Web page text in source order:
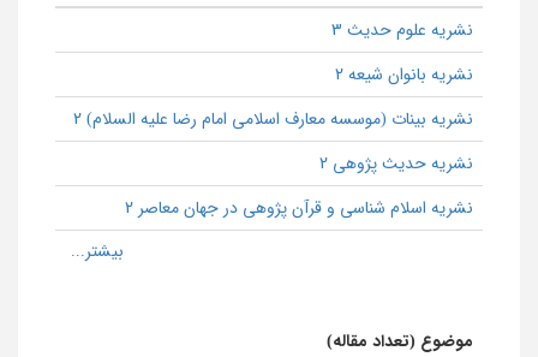
نشریه علوم حدیث 3
نشریه بانوان شیعه 2
نشریه بینات (موسسه معارف اسلامی امام رضا علیه السلام) 2
نشریه حدیث پژوهی 2
نشریه اسلام شناسی و قرآن پژوهی در جهان معاصر 2
موضوع (تعداد مقاله)